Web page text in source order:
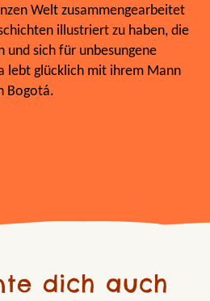
Welt zusammengearbeitet
illustriert zu haben, die
und sich für unbesungene
lebt glücklich mit ihrem Mann
Bogotá.
dich auch